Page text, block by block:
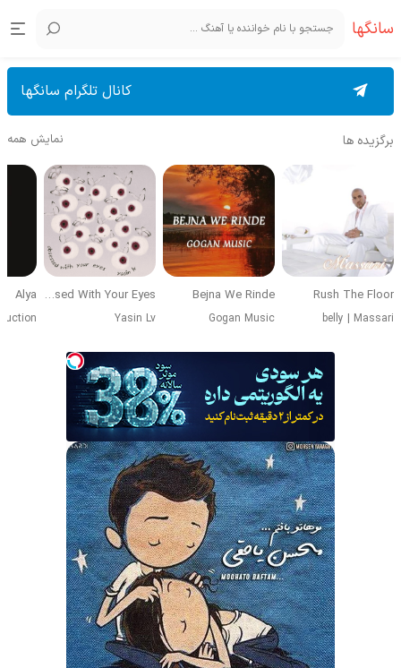
سانگها
کانال تلگرام سانگها
برگزیده ها نمایش همه
Rush The Floor
belly | Massari
Bejna We Rinde
Gogan Music
Obsessed With Your Eyes
Yasin Lv
Alya